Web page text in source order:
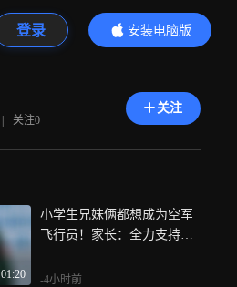
登录
安装电脑版
内容更精彩
| 关注0
关注
01:20
小学生兄妹俩都想成为空军
飞行员！家长：全力支持他
-4小时前